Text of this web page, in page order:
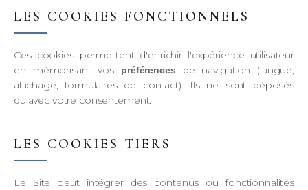
LES COOKIES FONCTIONNELS
Ces cookies permettent d'enrichir l'expérience utilisateur
en mémorisant vos
préférences de navigation (langue,
affichage, formulaires de contact). Ils ne sont déposés
qu'avec votre consentement.
LES COOKIES TIERS
Le Site peut intégrer des contenus ou fonctionnalités